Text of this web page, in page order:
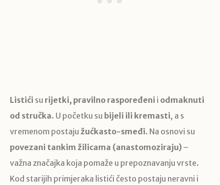
Listići su rijetki, pravilno raspoređeni i odmaknuti
od stručka. U početku su bijeli ili kremasti, a s
vremenom postaju žućkasto-smeđi. Na osnovi su
povezani tankim žilicama (anastomoziraju) –
važna značajka koja pomaže u prepoznavanju vrste.
Kod starijih primjeraka listići često postaju neravni i